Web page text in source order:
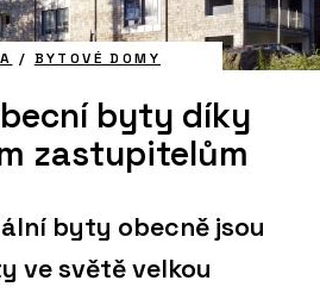
/ BYTOVÉ DOMY
byty díky
zastupitelům
byty obecně jsou
ve světě velkou